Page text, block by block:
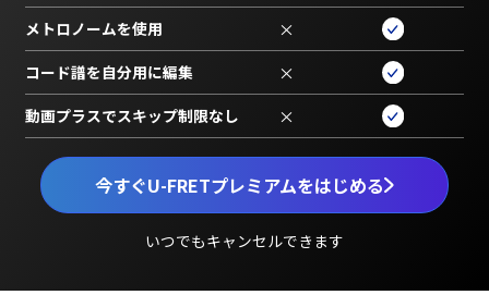
今すぐU-FRETプレミアムをはじめる
いつでもキャンセルできます
メトロノームを使用 ×
コード譜を自分用に編集 ×
動画プラスでスキップ制限なし ×